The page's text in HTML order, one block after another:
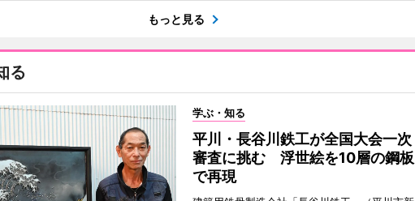
もっと見る
る
学ぶ・知る
平川・長谷川鉄工が全国大会一次
審査に挑む 浮世絵を10層の鋼板
で再現